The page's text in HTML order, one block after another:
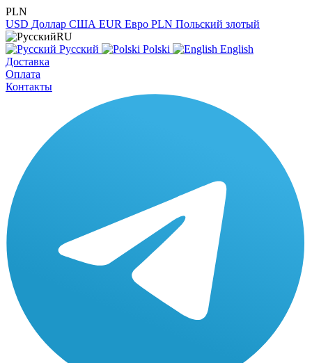
PLN
USD Доллар США EUR Евро PLN Польский злотый
RU
Русский
Polski
English
Доставка
Оплата
Контакты